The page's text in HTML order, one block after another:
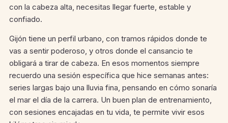
con la cabeza alta, necesitas llegar fuerte, estable y
confiado.
Gijón tiene un perfil urbano, con tramos rápidos donde te
vas a sentir poderoso, y otros donde el cansancio te
obligará a tirar de cabeza. En esos momentos siempre
recuerdo una sesión específica que hice semanas antes:
series largas bajo una lluvia fina, pensando en cómo sonaría
el mar el día de la carrera. Un buen plan de entrenamiento,
con sesiones encajadas en tu vida, te permite vivir esos